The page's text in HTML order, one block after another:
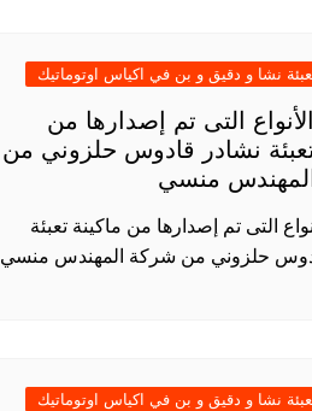
نشا و دقيق و بن في اكياس اوتوماتيك
التى تم إصدارها من
تعبئة نشادر قادوس حلزوني من
منسي
التى تم إصدارها من ماكينة تعبئة
حلزوني من شركة المهندس منسي
نشا و دقيق و بن في اكياس اوتوماتيك